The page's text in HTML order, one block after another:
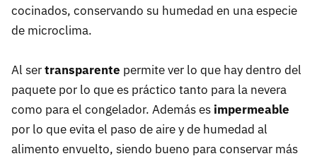
cocinados, conservando su humedad en una especie
de microclima.
Al sertransparente permite ver lo que hay dentro del
paquete por lo que es práctico tanto para la nevera
como para el congelador. Además es impermeable
por lo que evita el paso de aire y de humedad al
alimento envuelto, siendo bueno para conservar más